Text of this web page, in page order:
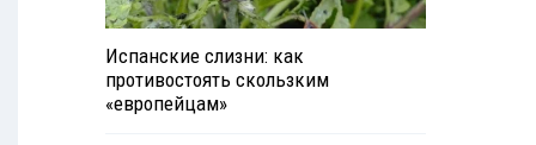
Испанские слизни: как
противостоять скользким
«европейцам»